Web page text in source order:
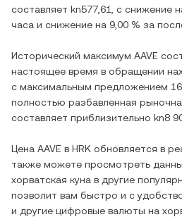
составляет kn577,61 , c снижение
часа и снижение на 9,00 % за
Исторический максимум AAVE
настоящее время в обращении
с максимальным предложением
полностью разбавленная
составляет приблизительно kn8
Цена AAVE в HRK обновляется в
также можете просмотреть
хорватская куна в другие
позволит вам быстро и с
и другие цифровые валюты на